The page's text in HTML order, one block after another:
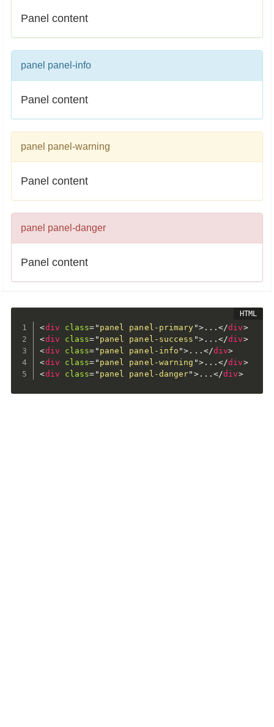
Panel content
panel panel-info
Panel content
panel panel-warning
Panel content
panel panel-danger
Panel content
<div class= " panel panel-primary ">...</div>
<div class= " panel panel-success ">...</div>
<div class= " panel panel-info "> ... </div>
<div class= " panel panel-warning ">...</div>
<div class= " panel panel-danger" >... </div>